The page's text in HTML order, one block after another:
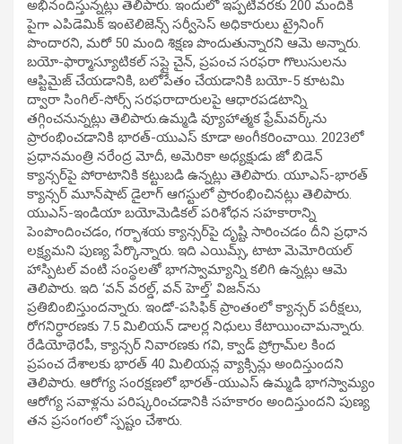
అభినందిస్తున్నట్లు తెలిపారు. ఇందులో ఇప్పటివరకు 200 మందికి
పైగా ఎపిడెమిక్ ఇంటెలిజెన్స్ సర్వీసెస్ అధికారులు ట్రైనింగ్‌
పొందారని, మరో 50 మంది శిక్షణ పొందుతున్నారని ఆమె అన్నారు.
బయో-ఫార్మాస్యూటికల్ సప్లై చైన్‌, ప్రపంచ సరఫరా గొలుసులను
ఆప్టిమైజ్ చేయడానికి, బలోపేతం చేయడానికి బయో-5 కూటమి
ద్వారా సింగిల్-సోర్స్ సరఫరాదారులపై ఆధారపడటాన్ని
తగ్గించనున్నట్లు తెలిపారు.ఉమ్మడి వ్యూహాత్మక ఫ్రేమ్‌వర్క్‌ను
ప్రారంభించడానికి భారత్‌-యుఎస్ కూడా అంగీకరించాయి. 2023లో
ప్రధానమంత్రి నరేంద్ర మోదీ, అమెరికా అధ్యక్షుడు జో బిడెన్
క్యాన్సర్‌పై పోరాటానికి కట్టుబడి ఉన్నట్లు తెలిపారు. యూఎస్-భారత్
క్యాన్సర్ మూన్‌షాట్ డైలాగ్‌ ఆగస్టులో ప్రారంభించినట్లు తెలిపారు.
యుఎస్-ఇండియా బయోమెడికల్ పరిశోధన సహకారాన్ని
పెంపొందించడం, గర్భాశయ క్యాన్సర్‌పై దృష్టి సారించడం దీని ప్రధాన
లక్ష్యమని పుణ్య పేర్కొన్నారు. ఇది ఎయిమ్స్, టాటా మెమోరియల్
హాస్పిటల్ వంటి సంస్థలతో భాగస్వామ్యాన్ని కలిగి ఉన్నట్లు ఆమె
తెలిపారు. ఇది ‘వన్‌ వరల్డ్, వన్‌ హెల్త్’ విజన్‌ను
ప్రతిబింబిస్తుందన్నారు. ఇండో-పసిఫిక్ ప్రాంతంలో క్యాన్సర్ పరీక్షలు,
రోగనిర్ధారణకు 7.5 మిలియన్ డాలర్ల నిధులు కేటాయించామన్నారు.
రేడియోథెరపీ, క్యాన్సర్ నివారణకు గవి, క్వాడ్ ప్రోగ్రామ్‌ల కింద
ప్రపంచ దేశాలకు భారత్‌ 40 మిలియన్ల వ్యాక్సిన్లు అందిస్తుందని
తెలిపారు. ఆరోగ్య సంరక్షణలో భారత్‌-యుఎస్ ఉమ్మడి భాగస్వామ్యం
ఆరోగ్య సవాళ్లను పరిష్కరించడానికి సహకారం అందిస్తుందని పుణ్య
తన ప్రసంగంలో స్పష్టం చేశారు.